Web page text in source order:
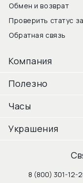
Обмен и возврат
Проверить статус
Обратная связь
Компания
Полезно
Часы
Украшения
8 (800) 301-12-